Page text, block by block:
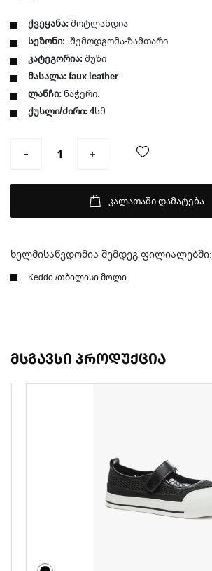
ქვეყანა: შოტლანდია
სეზონი:. შემოდგომა-ზამთარი
კატეგორია: შუზი
მასალა: faux leather
ლანჩი: ნაჭერი.
ქუსლი/ძირი: 4სმ
კალათაში დამატება
ხელმისაწვდომია შემდეგ ფილიალებში:
Keddo /თბილისი მოლი
მსგავსი პროდუქცია